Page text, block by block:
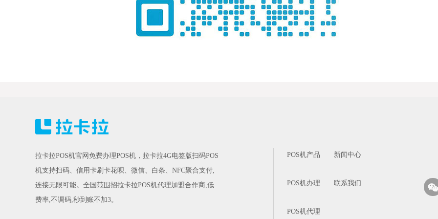
拉卡拉POS机官网免费办理POS机，拉卡拉4G电签版扫码POS
机支持扫码、信用卡刷卡花呗、微信、白条、NFC聚合支付,
连接无限可能。全国范围招拉卡拉POS机代理加盟合作商,低
费率,不调码,秒到账不加3。
POS机产品
POS机办理
POS机代理
新闻中心
联系我们